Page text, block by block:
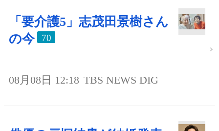
「要介護5」志茂田景樹さん
の今
70
08月08日 12:18 TBS NEWS DIG